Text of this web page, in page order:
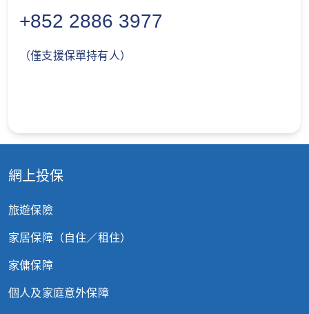
+852 2886 3977
（僅支援保單持有人）
網上投保
旅遊保險
家居保障（自住／租住）
家傭保障
個人及家庭意外保障